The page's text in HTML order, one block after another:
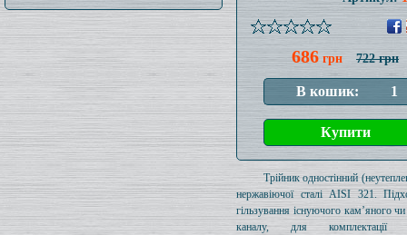
686 грн 722 грн
Трійник одностінний
нержавіючої сталі AISI 321.
гільзування існуючого кам’яного
каналу, для комплектації